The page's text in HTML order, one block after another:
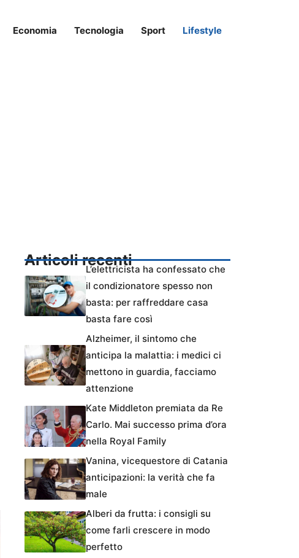
Economia Tecnologia Sport Lifestyle
Articoli recenti
L’elettricista ha confessato che
il condizionatore spesso non
basta: per raffreddare casa
basta fare così
Alzheimer, il sintomo che
anticipa la malattia: i medici ci
mettono in guardia, facciamo
attenzione
Kate Middleton premiata da Re
Carlo. Mai successo prima d’ora
nella Royal Family
Vanina, vicequestore di Catania
anticipazioni: la verità che fa
male
Alberi da frutta: i consigli su
come farli crescere in modo
perfetto